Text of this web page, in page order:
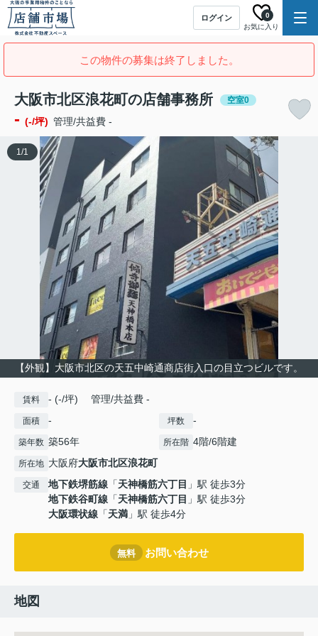
ログイン
お気に入り
0
この物件の募集は終了しました。
大阪市北区浪花町の店舗事務所 空室0
- (-/坪) 管理/共益費 -
【外観】大阪市北区の天五中崎通商店街入口の目立つビルです。
1/1
賃料 - (-/坪) 管理/共益費 -
面積 - 坪数 -
築年数 築56年 所在階 4階/6階建
所在地 大阪府大阪市北区浪花町
交通 地下鉄堺筋線 「天神橋筋六丁目 」駅 徒歩3分
地下鉄谷町線 「天神橋筋六丁目 」駅 徒歩3分
大阪環状線 「天満 」駅 徒歩4分
無料 お問い合わせ
地図